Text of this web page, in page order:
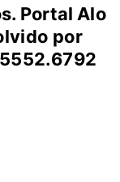
Portal Alo
por